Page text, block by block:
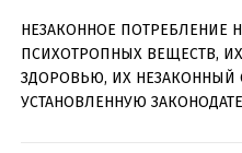
НЕЗАКОННОЕ ПОТРЕБЛЕНИЕ
ПСИХОТРОПНЫХ ВЕЩЕСТВ,
ЗДОРОВЬЮ, ИХ НЕЗАКОННЫЙ
УСТАНОВЛЕННУЮ